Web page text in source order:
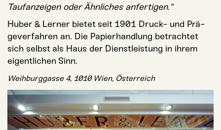
Tauf­an­zei­gen oder Ähn­li­ches anfertigen.“
Huber & Ler­ner bie­tet seit 1901 Druck- und Prä­
ge­ver­fah­ren an. Die Papier­hand­lung betrach­tet
sich selbst als Haus der Dienst­leis­tung in ihrem
eigent­li­chen Sinn.
Weih­burg­gas­se 4, 1010 Wien, Österreich